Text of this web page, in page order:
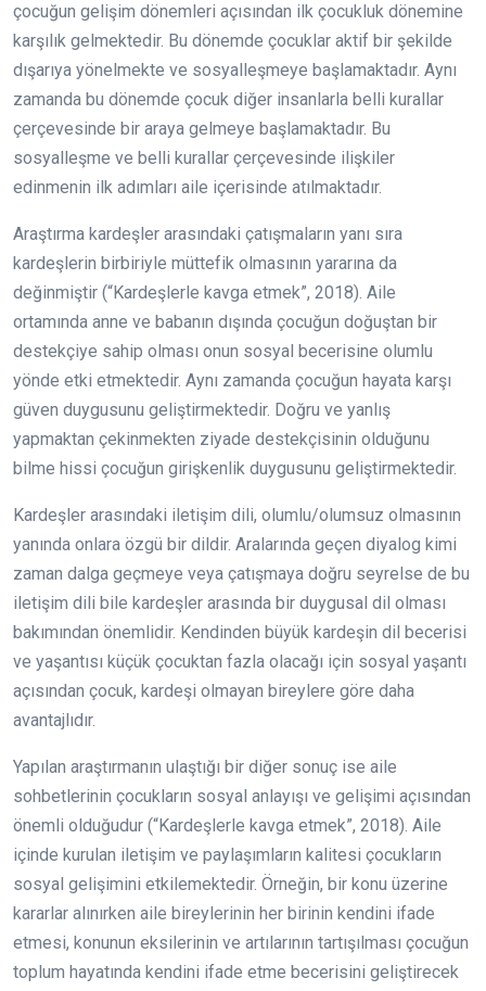
çocuğun gelişim dönemleri açısından ilk çocukluk dönemine
karşılık gelmektedir. Bu dönemde çocuklar aktif bir şekilde
dışarıya yönelmekte ve sosyalleşmeye başlamaktadır. Aynı
zamanda bu dönemde çocuk diğer insanlarla belli kurallar
çerçevesinde bir araya gelmeye başlamaktadır. Bu
sosyalleşme ve belli kurallar çerçevesinde ilişkiler
edinmenin ilk adımları aile içerisinde atılmaktadır.
Araştırma kardeşler arasındaki çatışmaların yanı sıra
kardeşlerin birbiriyle müttefik olmasının yararına da
değinmiştir (“Kardeşlerle kavga etmek”, 2018). Aile
ortamında anne ve babanın dışında çocuğun doğuştan bir
destekçiye sahip olması onun sosyal becerisine olumlu
yönde etki etmektedir. Aynı zamanda çocuğun hayata karşı
güven duygusunu geliştirmektedir. Doğru ve yanlış
yapmaktan çekinmekten ziyade destekçisinin olduğunu
bilme hissi çocuğun girişkenlik duygusunu geliştirmektedir.
Kardeşler arasındaki iletişim dili, olumlu/olumsuz olmasının
yanında onlara özgü bir dildir. Aralarında geçen diyalog kimi
zaman dalga geçmeye veya çatışmaya doğru seyrelse de bu
iletişim dili bile kardeşler arasında bir duygusal dil olması
bakımından önemlidir. Kendinden büyük kardeşin dil becerisi
ve yaşantısı küçük çocuktan fazla olacağı için sosyal yaşantı
açısından çocuk, kardeşi olmayan bireylere göre daha
avantajlıdır.
Yapılan araştırmanın ulaştığı bir diğer sonuç ise aile
sohbetlerinin çocukların sosyal anlayışı ve gelişimi açısından
önemli olduğudur (“Kardeşlerle kavga etmek”, 2018). Aile
içinde kurulan iletişim ve paylaşımların kalitesi çocukların
sosyal gelişimini etkilemektedir. Örneğin, bir konu üzerine
kararlar alınırken aile bireylerinin her birinin kendini ifade
etmesi, konunun eksilerinin ve artılarının tartışılması çocuğun
toplum hayatında kendini ifade etme becerisini geliştirecek